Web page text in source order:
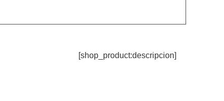
[shop_product:descripcion]